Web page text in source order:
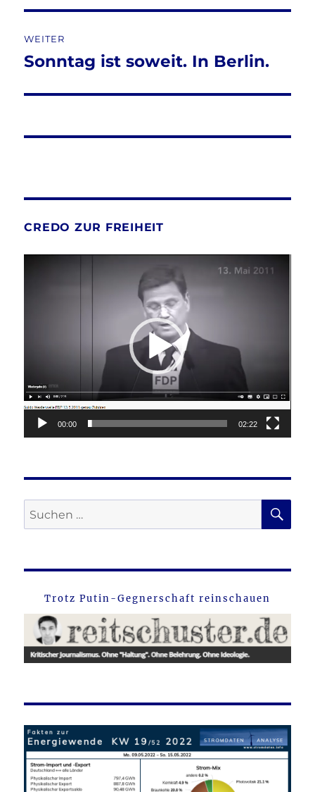
WEITER
Nächster
Sonntag ist soweit. In Berlin.
CREDO ZUR FREIHEIT
00:00 02:22
Suche
nach:
Trotz Putin-Gegnerschaft reinschauen